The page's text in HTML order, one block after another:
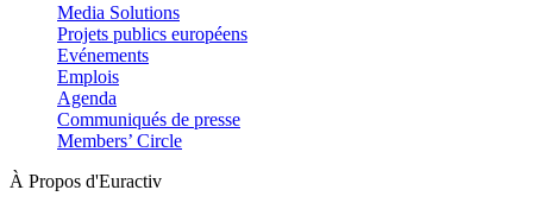
Media Solutions
Projets publics européens
Evénements
Emplois
Agenda
Communiqués de presse
Members’ Circle
À Propos d'Euractiv